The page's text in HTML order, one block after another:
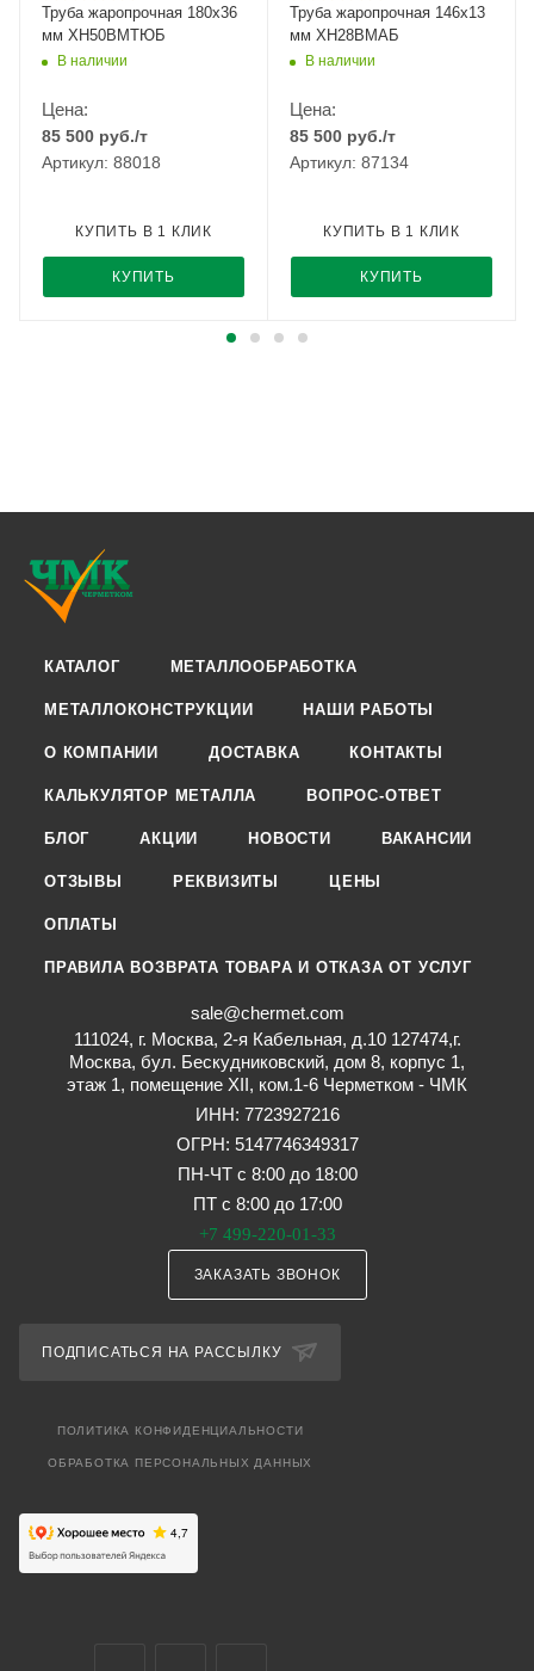
Труба жаропрочная 180х36
мм ХН50ВМТЮБ
В наличии
Цена:
85 500 руб./т
Артикул: 88018
КУПИТЬ
КУПИТЬ В 1 КЛИК
Труба жаропрочная 146х13
мм ХН28ВМАБ
В наличии
Цена:
85 500 руб./т
Артикул: 87134
КУПИТЬ
КУПИТЬ В 1 КЛИК
КАТАЛОГ МЕТАЛЛООБРАБОТКА
МЕТАЛЛОКОНСТРУКЦИИ НАШИ РАБОТЫ
О КОМПАНИИ ДОСТАВКА КОНТАКТЫ
КАЛЬКУЛЯТОР МЕТАЛЛА ВОПРОС-ОТВЕТ
БЛОГ АКЦИИ НОВОСТИ ВАКАНСИИ
ОТЗЫВЫ РЕКВИЗИТЫ ЦЕНЫ
ОПЛАТЫ
ПРАВИЛА ВОЗВРАТА ТОВАРА И ОТКАЗА ОТ УСЛУГ
sale@chermet.com
111024, г. Москва, 2-я Кабельная, д.10 127474,г.
Москва, бул. Бескудниковский, дом 8, корпус 1,
этаж 1, помещение XII, ком.1-6 Черметком - ЧМК
ИНН: 7723927216
ОГРН: 5147746349317
ПН-ЧТ с 8:00 до 18:00
ПТ с 8:00 до 17:00
+7 499-220-01-33
ЗАКАЗАТЬ ЗВОНОК
ПОДПИСАТЬСЯ НА РАССЫЛКУ
ПОЛИТИКА КОНФИДЕНЦИАЛЬНОСТИ
ОБРАБОТКА ПЕРСОНАЛЬНЫХ ДАННЫХ